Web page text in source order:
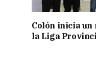
Colón inicia un
la Liga